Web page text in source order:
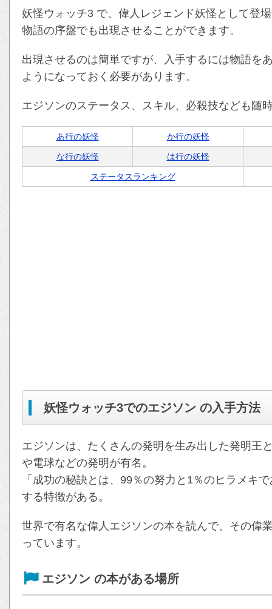
妖怪ウォッチ3 で、偉人レジェンド妖怪として登
物語の序盤でも出現させることができます。
出現させるのは簡単ですが、入手するには物語を
ようになっておく必要があります。
エジソンのステータス、スキル、必殺技なども随
あ行の妖怪 か行の妖怪
な行の妖怪 は行の妖怪
ステータスランキング
妖怪ウォッチ3でのエジソン の入手方法
エジソンは、たくさんの発明を生み出した発明王
や電球などの発明が有名。
「成功の秘訣とは、99％の努力と1％のヒラメキ
する特徴がある。
世界で有名な偉人エジソンの本を読んで、その偉
っています。
エジソン の本がある場所